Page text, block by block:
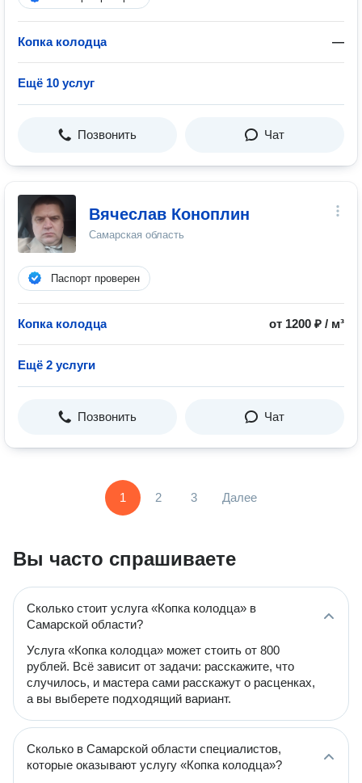
Копка колодца —
Ещё 10 услуг
Позвонить Чат
Вячеслав Коноплин
Самарская область
Паспорт проверен
Копка колодца от 1200 ₽ / м³
Ещё 2 услуги
Позвонить Чат
1 2 3 Далее
Вы часто спрашиваете
Сколько стоит услуга «Копка колодца» в
Самарской области?
Услуга «Копка колодца» может стоить от 800
рублей. Всё зависит от задачи: расскажите, что
случилось, и мастера сами расскажут о расценках,
а вы выберете подходящий вариант.
Сколько в Самарской области специалистов,
которые оказывают услугу «Копка колодца»?